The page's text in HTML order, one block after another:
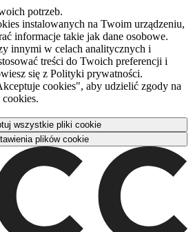
potrzeb.
instalowanych na Twoim urządzeniu,
informacje takie jak dane osobowe.
innymi w celach analitycznych i
treści do Twoich preferencji i
się z Polityki prywatności.
cookies", aby udzielić zgody na
wszystkie pliki cookie
plików cookie